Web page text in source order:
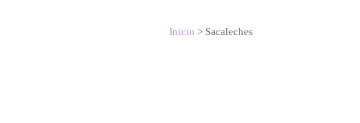
Inicio > Sacaleches